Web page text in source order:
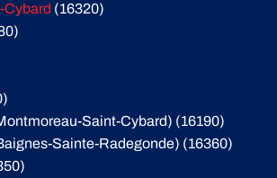
Cybard (16320)
Saint-Cybard) (16190)
Sainte-Radegonde) (16360)